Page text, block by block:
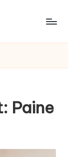
Paine